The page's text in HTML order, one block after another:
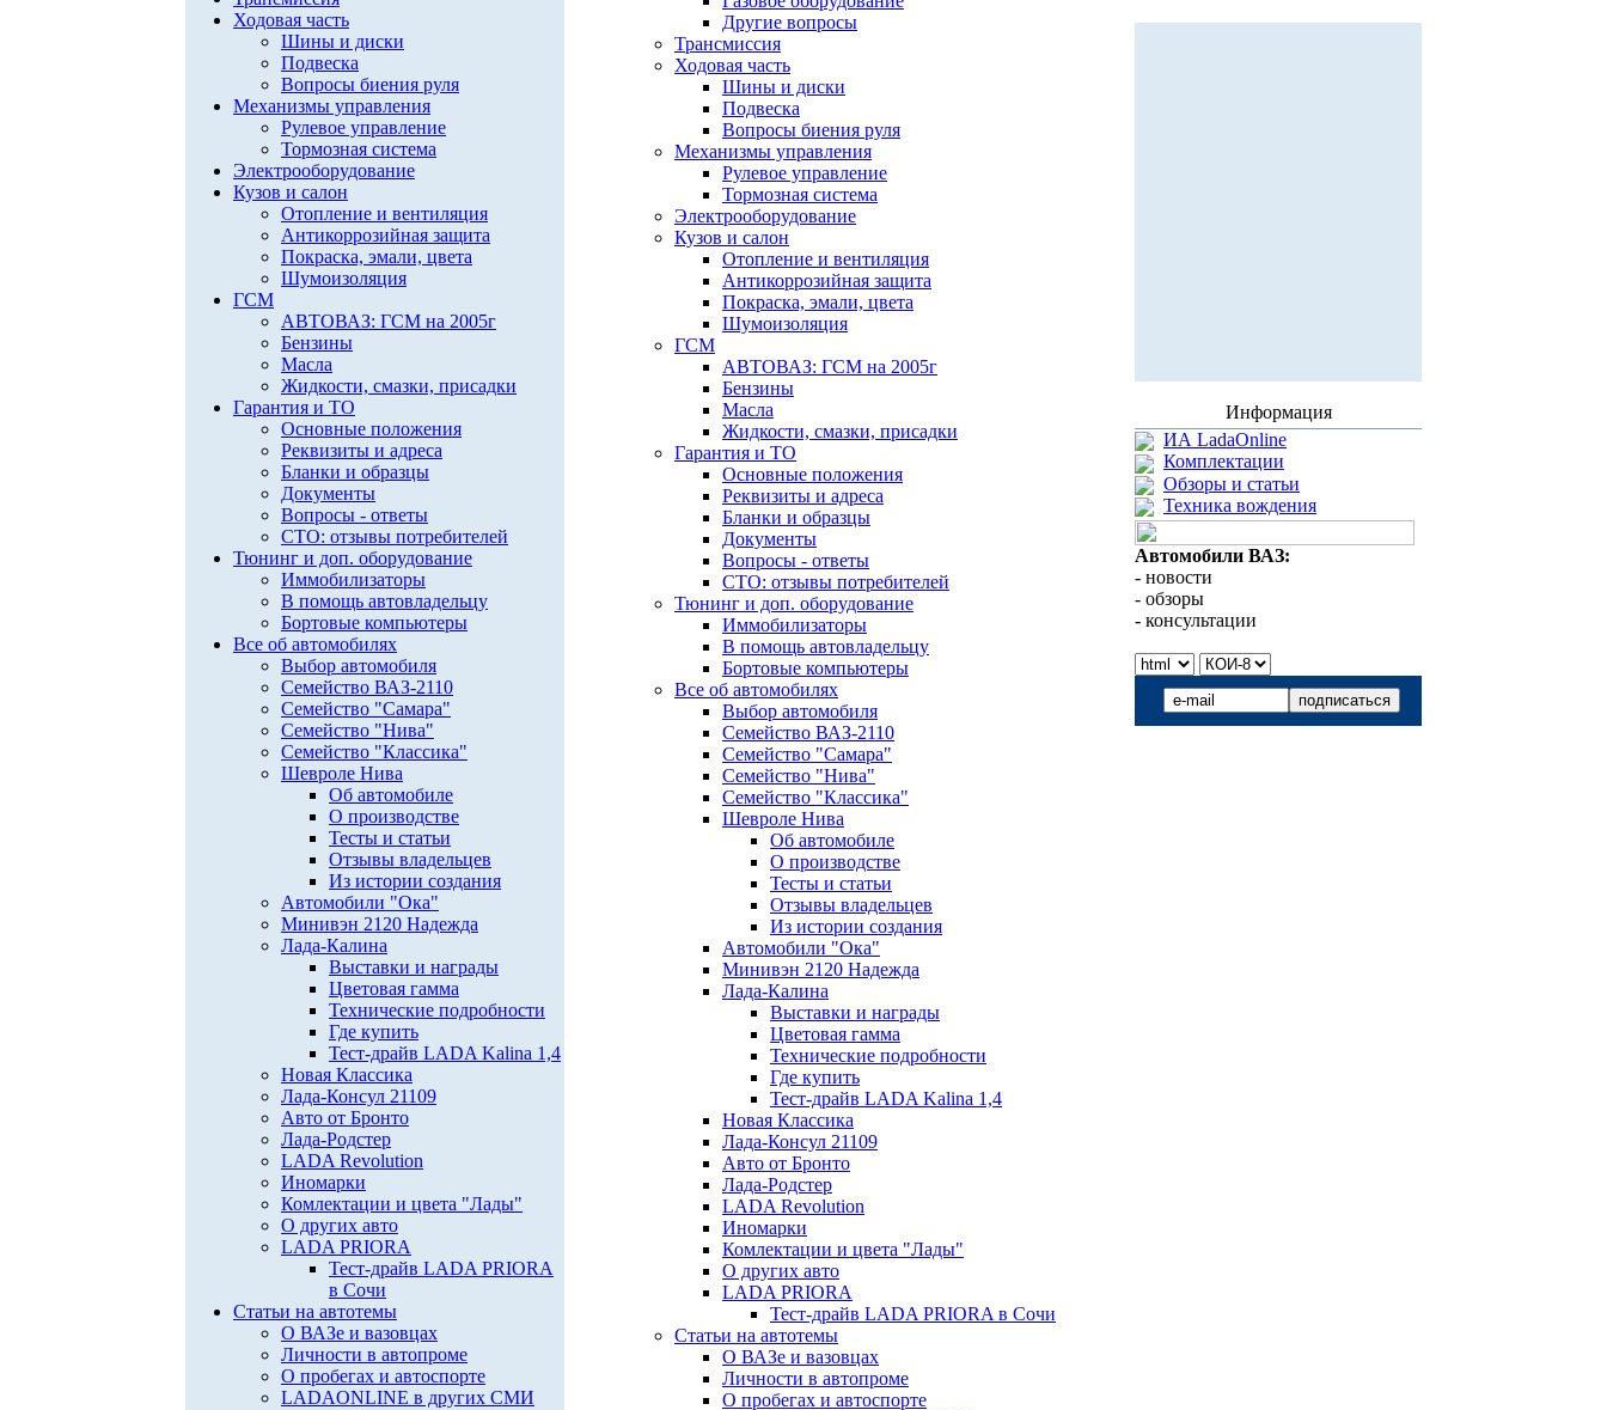
Ходовая часть
Шины и диски
Подвеска
Вопросы биения руля
Механизмы управления
Рулевое управление
Тормозная система
Электрооборудование
Кузов и салон
Отопление и вентиляция
Антикоррозийная защита
Покраска, эмали, цвета
Шумоизоляция
ГСМ
АВТОВАЗ: ГСМ на 2005г
Бензины
Масла
Жидкости, смазки, присадки
Гарантия и ТО
Основные положения
Реквизиты и адреса
Бланки и образцы
Документы
Вопросы - ответы
СТО: отзывы потребителей
Тюнинг и доп. оборудование
Иммобилизаторы
В помощь автовладельцу
Бортовые компьютеры
Все об автомобилях
Выбор автомобиля
Семейство ВАЗ-2110
Семейство "Самара"
Семейство "Нива"
Семейство "Классика"
Шевроле Нива
Об автомобиле
О производстве
Тесты и статьи
Отзывы владельцев
Из истории создания
Автомобили "Ока"
Минивэн 2120 Надежда
Лада-Калина
Выставки и награды
Цветовая гамма
Технические подробности
Где купить
Тест-драйв LADA Kalina 1,4
Новая Классика
Лада-Консул 21109
Авто от Бронто
Лада-Родстер
LADA Revolution
Иномарки
Комлектации и цвета "Лады"
О других авто
LADA PRIORA
Тест-драйв LADA PRIORA
в Сочи
Статьи на автотемы
О ВАЗе и вазовцах
Личности в автопроме
О пробегах и автоспорте
LADAONLINE в других СМИ
Другие вопросы
Трансмиссия
Ходовая часть
Шины и диски
Подвеска
Вопросы биения руля
Механизмы управления
Рулевое управление
Тормозная система
Электрооборудование
Кузов и салон
Отопление и вентиляция
Антикоррозийная защита
Покраска, эмали, цвета
Шумоизоляция
ГСМ
АВТОВАЗ: ГСМ на 2005г
Бензины
Масла
Жидкости, смазки, присадки
Гарантия и ТО
Основные положения
Реквизиты и адреса
Бланки и образцы
Документы
Вопросы - ответы
СТО: отзывы потребителей
Тюнинг и доп. оборудование
Иммобилизаторы
В помощь автовладельцу
Бортовые компьютеры
Все об автомобилях
Выбор автомобиля
Семейство ВАЗ-2110
Семейство "Самара"
Семейство "Нива"
Семейство "Классика"
Шевроле Нива
Об автомобиле
О производстве
Тесты и статьи
Отзывы владельцев
Из истории создания
Автомобили "Ока"
Минивэн 2120 Надежда
Лада-Калина
Выставки и награды
Цветовая гамма
Технические подробности
Где купить
Тест-драйв LADA Kalina 1,4
Новая Классика
Лада-Консул 21109
Авто от Бронто
Лада-Родстер
LADA Revolution
Иномарки
Комлектации и цвета "Лады"
О других авто
LADA PRIORA
Тест-драйв LADA PRIORA в Сочи
Статьи на автотемы
О ВАЗе и вазовцах
Личности в автопроме
О пробегах и автоспорте
Информация
ИА LadaOnline
Комплектации
Обзоры и статьи
Техника вождения
Автомобили ВАЗ:
- новости
- обзоры
- консультации